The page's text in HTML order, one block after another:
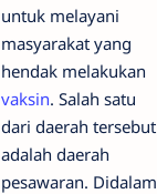
untuk melayani
masyarakat yang
hendak melakukan
vaksin. Salah satu
dari daerah tersebut
adalah daerah
pesawaran. Didalam